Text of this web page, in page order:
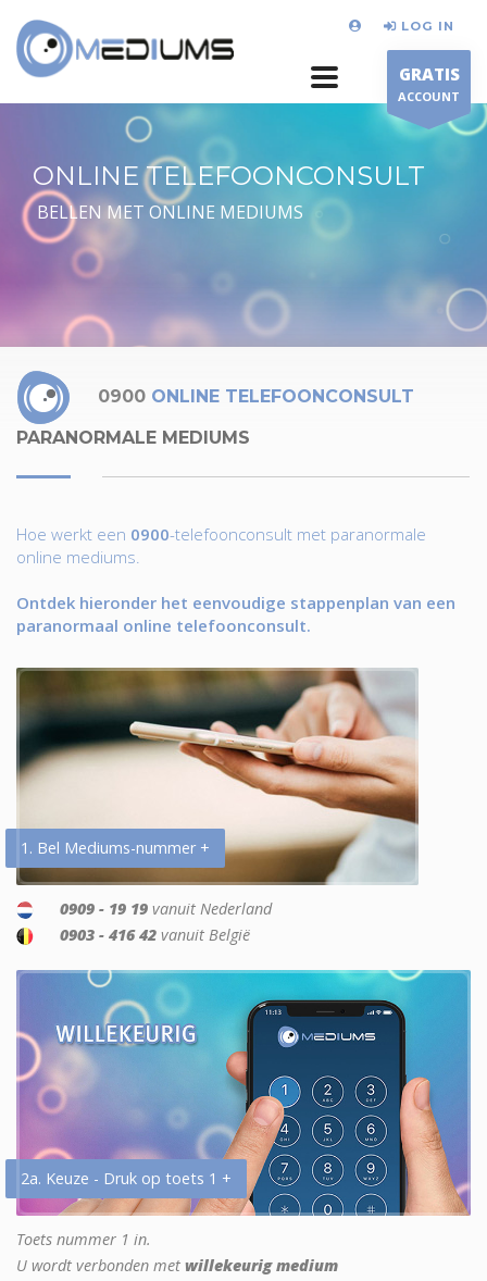
LOG IN
GRATIS
ACCOUNT
ONLINE TELEFOONCONSULT
BELLEN MET ONLINE MEDIUMS
0900 ONLINE TELEFOONCONSULT
PARANORMALE MEDIUMS
Hoe werkt een 0900-telefoonconsult met paranormale
online mediums.
Ontdek hieronder het eenvoudige stappenplan van een
paranormaal online telefoonconsult.
1. Bel Mediums-nummer +
0909 - 19 19 vanuit Nederland
0903 - 416 42 vanuit België
2a. Keuze - Druk op toets 1 +
Toets nummer 1 in.
U wordt verbonden met willekeurig medium